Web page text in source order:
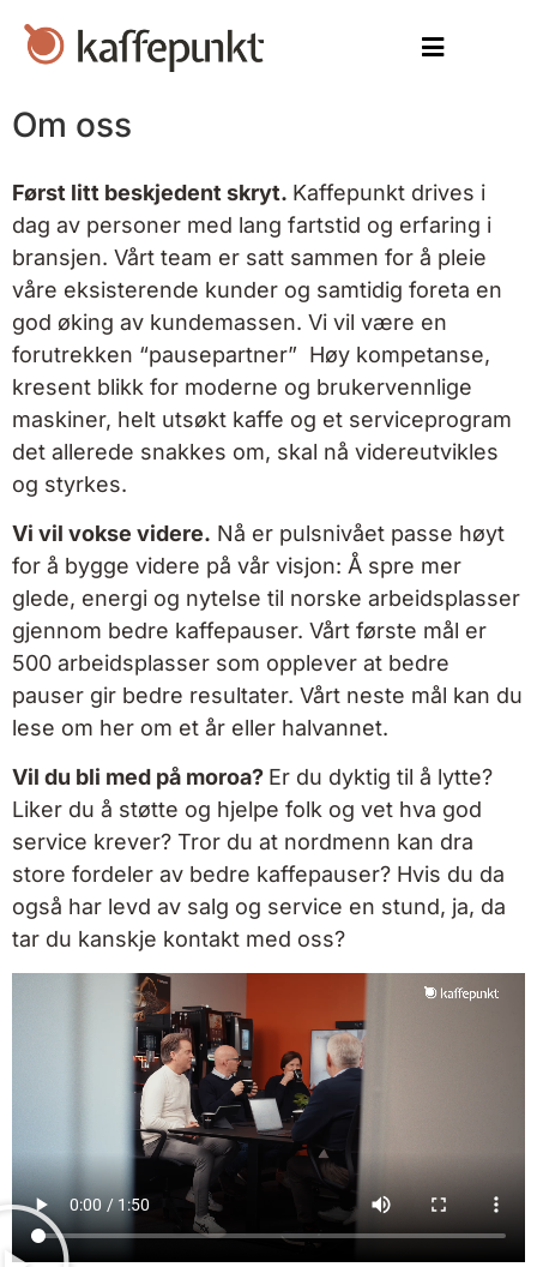
Om oss
Først litt beskjedent skryt. Kaffepunkt drives i
dag av personer med lang fartstid og erfaring i
bransjen. Vårt team er satt sammen for å pleie
våre eksisterende kunder og samtidig foreta en
god øking av kundemassen. Vi vil være en
forutrekken “pausepartner” Høy kompetanse,
kresent blikk for moderne og brukervennlige
maskiner, helt utsøkt kaffe og et serviceprogram
det allerede snakkes om, skal nå videreutvikles
og styrkes.
Vi vil vokse videre. Nå er pulsnivået passe høyt
for å bygge videre på vår visjon: Å spre mer
glede, energi og nytelse til norske arbeidsplasser
gjennom bedre kaffepauser. Vårt første mål er
500 arbeidsplasser som opplever at bedre
pauser gir bedre resultater. Vårt neste mål kan du
lese om her om et år eller halvannet.
Vil du bli med på moroa? Er du dyktig til å lytte?
Liker du å støtte og hjelpe folk og vet hva god
service krever? Tror du at nordmenn kan dra
store fordeler av bedre kaffepauser? Hvis du da
også har levd av salg og service en stund, ja, da
tar du kanskje kontakt med oss?